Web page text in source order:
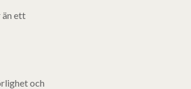
än ett
och